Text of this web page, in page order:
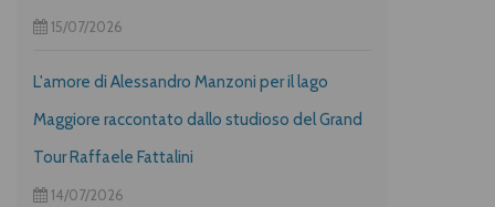
15/07/2026
L'amore di Alessandro Manzoni per il lago
Maggiore raccontato dallo studioso del Grand
Tour Raffaele Fattalini
14/07/2026